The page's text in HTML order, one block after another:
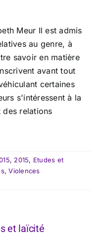
Meur Il est admis
au genre, à
savoir en matière
avant tout
certaines
s'intéressent à la
des relations
, 2015, Etudes et
,Violences
et laïcité